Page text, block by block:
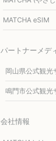
MATCHA eSIM
パートナーメデ
岡山県公式観光
鳴門市公式観光
会社情報